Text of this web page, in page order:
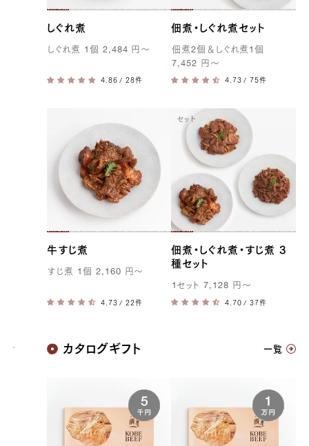
しぐれ煮
しぐれ煮 1 個 2,484 円 〜
/ 28件
佃煮・しぐれ煮セット
佃煮2個＆しぐれ煮 1 個
7,452 円 〜
/ 75件
牛すじ煮
すじ煮 1 個 2,160 円〜
/ 22件
セット
佃煮・しぐれ煮・すじ煮 3
種セット
1セット 7,128 円 〜
/ 37件
神戸牛
カタログギフト 一覧